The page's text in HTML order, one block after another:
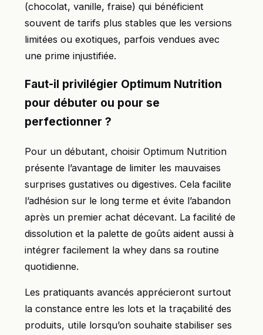
(chocolat, vanille, fraise) qui bénéficient
souvent de tarifs plus stables que les versions
limitées ou exotiques, parfois vendues avec
une prime injustifiée.
Faut-il privilégier Optimum Nutrition
pour débuter ou pour se
perfectionner ?
Pour un débutant, choisir Optimum Nutrition
présente l’avantage de limiter les mauvaises
surprises gustatives ou digestives. Cela facilite
l’adhésion sur le long terme et évite l’abandon
après un premier achat décevant. La facilité de
dissolution et la palette de goûts aident aussi à
intégrer facilement la whey dans sa routine
quotidienne.
Les pratiquants avancés apprécieront surtout
la constance entre les lots et la traçabilité des
produits, utile lorsqu’on souhaite stabiliser ses